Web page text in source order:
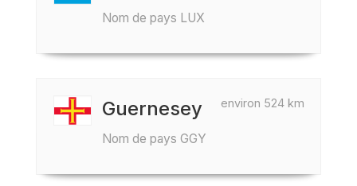
Nom de pays LUX
environ 524 km
Guernesey
Nom de pays GGY